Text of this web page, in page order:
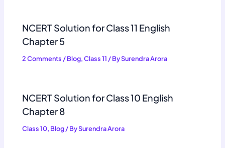
NCERT Solution for Class 11 English
Chapter 5
2 Comments /Blog,Class 11 / BySurendra Arora
NCERT Solution for Class 10 English
Chapter 8
Class 10, Blog/ BySurendra Arora